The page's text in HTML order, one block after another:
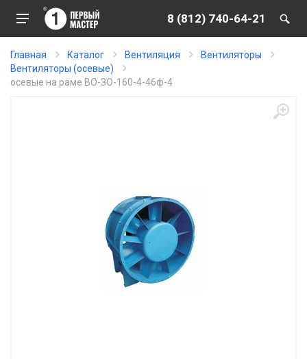
8 (812) 740-64-21
Главная Каталог Вентиляция
Вентиляторы
Вентиляторы (осевые)
осевые на раме ВО-ЗО-160-4-46ф-4